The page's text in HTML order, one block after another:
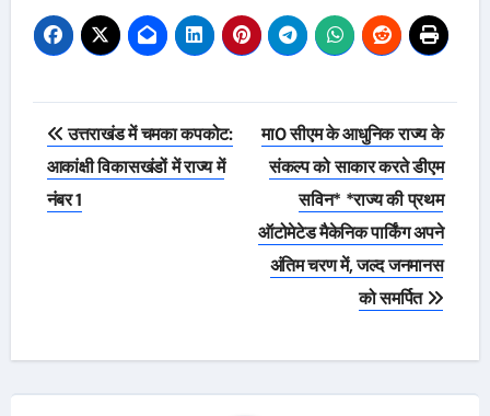
Post
navigation
उत्तराखंड में चमका कपकोट:
आकांक्षी विकासखंडों में राज्य में
नंबर 1
मा0 सीएम के आधुनिक राज्य के
संकल्प को साकार करते डीएम
सविन* *राज्य की प्रथम
ऑटोमेटेड मैकेनिक पार्किंग अपने
अंतिम चरण में, जल्द जनमानस
को समर्पित